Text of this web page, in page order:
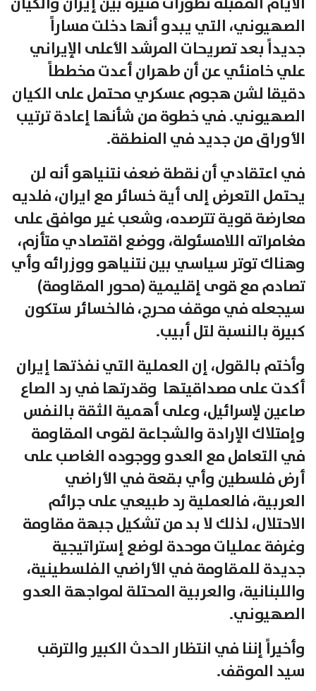
الصهيوني، التي يبدو أنها دخلت مساراً
جديداً بعد تصريحات المرشد الأعلى الإيراني
علي خامنئي عن أن طهران أعدت مخططاً
دقيقا لشن هجوم عسكري محتمل على الكيان
الصهيوني. في خطوة من شأنها إعادة ترتيب
الأوراق من جديد في المنطقة.
في اعتقادي أن نقطة ضعف نتنياهو أنه لن
يحتمل التعرض إلى أية خسائر مع ايران، فلديه
معارضة قوية تترصده، وشعب غير موافق على
مغامراته اللامسئولة، ووضع اقتصادي متأزم،
وهناك توتر سياسي بين نتنياهو ووزرائه وأي
تصادم مع قوى إقليمية (محور المقاومة)
سيجعله في موقف محرج، فالخسائر ستكون
كبيرة بالنسبة لتل أبيب.
وأختم بالقول، إن العملية التي نفذتها إيران
أكدت على مصداقيتها وقدرتها في رد الصاع
صاعين لإسرائيل، وعلى أهمية الثقة بالنفس
وإمتلاك الإرادة والشجاعة لقوى المقاومة
في التعامل مع العدو ووجوده الغاصب على
أرض فلسطين وأي بقعة في الأراضي
العربية، فالعملية رد طبيعي على جرائم
الاحتلال، لذلك لا بد من تشكيل جبهة مقاومة
وغرفة عمليات موحدة لوضع إستراتيجية
جديدة للمقاومة في الأراضي الفلسطينية،
واللبنانية، والعربية المحتلة لمواجهة العدو
الصهيوني.
وأخيراً إننا في انتظار الحدث الكبير والترقب
سيد الموقف.